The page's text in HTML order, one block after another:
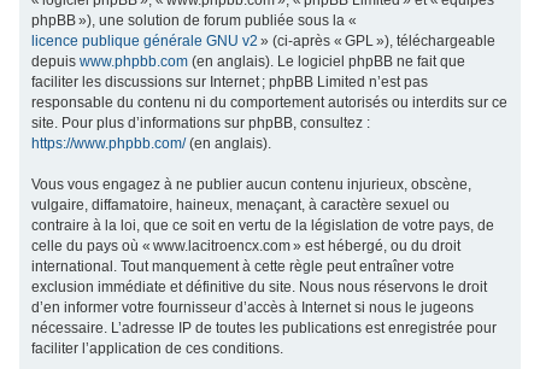
phpBB »), une solution de forum publiée sous la «
licence publique générale GNU v2 » (ci-après « GPL »), téléchargeable
depuiswww.phpbb.com (en anglais). Le logiciel phpBB ne fait que
faciliter les discussions sur Internet ; phpBB Limited n’est pas
responsable du contenu ni du comportement autorisés ou interdits sur ce
site. Pour plus d’informations sur phpBB, consultez :
https://www.phpbb.com/(en anglais).
Vous vous engagez à ne publier aucun contenu injurieux, obscène,
vulgaire, diffamatoire, haineux, menaçant, à caractère sexuel ou
contraire à la loi, que ce soit en vertu de la législation de votre pays, de
celle du pays où « www.lacitroencx.com » est hébergé, ou du droit
international. Tout manquement à cette règle peut entraîner votre
exclusion immédiate et définitive du site. Nous nous réservons le droit
d’en informer votre fournisseur d’accès à Internet si nous le jugeons
nécessaire. L’adresse IP de toutes les publications est enregistrée pour
faciliter l’application de ces conditions.